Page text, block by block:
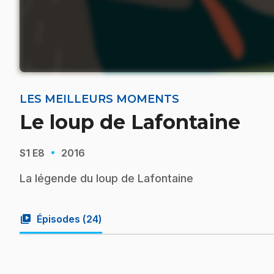
LES MEILLEURS MOMENTS
Le loup de Lafontaine
S1 E8 · 2016
La légende du loup de Lafontaine
video_library Épisodes (24)